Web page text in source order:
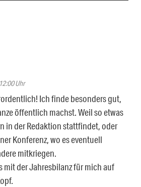
Uhr
Ich finde besonders gut,
öffentlich machst. Weil so etwas
in der Redaktion stattfindet, oder
Konferenz, wo es eventuell
mitkriegen.
mit der Jahresbilanz für mich auf